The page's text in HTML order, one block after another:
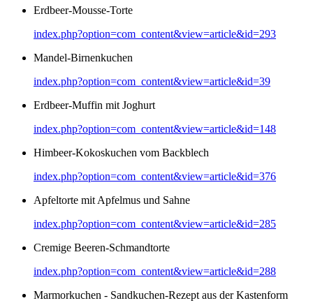
Erdbeer-Mousse-Torte
index.php?option=com_content&view=article&id=293
Mandel-Birnenkuchen
index.php?option=com_content&view=article&id=39
Erdbeer-Muffin mit Joghurt
index.php?option=com_content&view=article&id=148
Himbeer-Kokoskuchen vom Backblech
index.php?option=com_content&view=article&id=376
Apfeltorte mit Apfelmus und Sahne
index.php?option=com_content&view=article&id=285
Cremige Beeren-Schmandtorte
index.php?option=com_content&view=article&id=288
Marmorkuchen - Sandkuchen-Rezept aus der Kastenform